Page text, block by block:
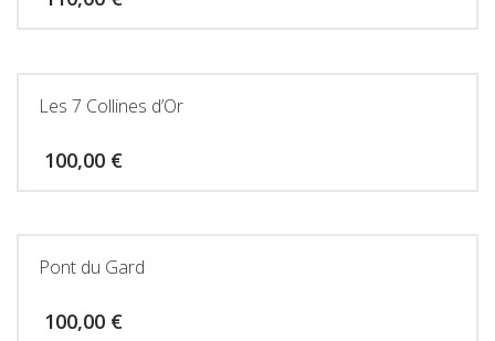
Les 7 Collines d’Or
100,00 €
Pont du Gard
100,00 €